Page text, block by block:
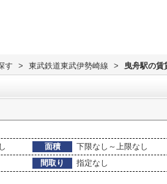
す > 東武鉄道東武伊勢崎線 > 曳舟駅の賃
面積 下限なし～上限なし
間取り
指定なし